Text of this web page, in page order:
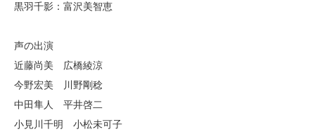
黒羽千影：富沢美智恵
声の出演
近藤尚美 広橋綾涼
今野宏美 川野剛稔
中田隼人 平井啓二
小見川千明 小松未可子